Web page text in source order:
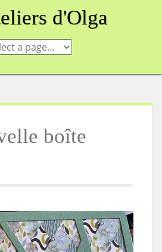
d'Olga
boîte